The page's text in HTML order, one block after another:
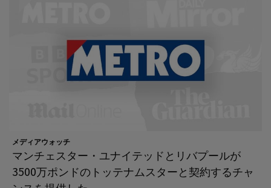
メディアウォッチ
マンチェスター・ユナイテッドとリバプールが
3500万ポンドのトッテナムスターと契約するチャ